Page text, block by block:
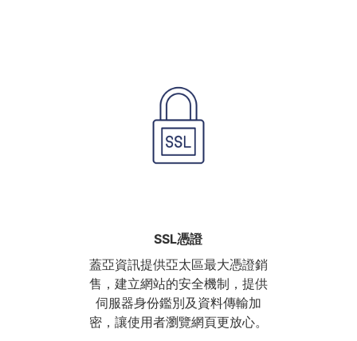
SSL憑證
蓋亞資訊提供亞太區最大憑證銷
售，建立網站的安全機制，提供
伺服器身份鑑別及資料傳輸加
密，讓使用者瀏覽網頁更放心。